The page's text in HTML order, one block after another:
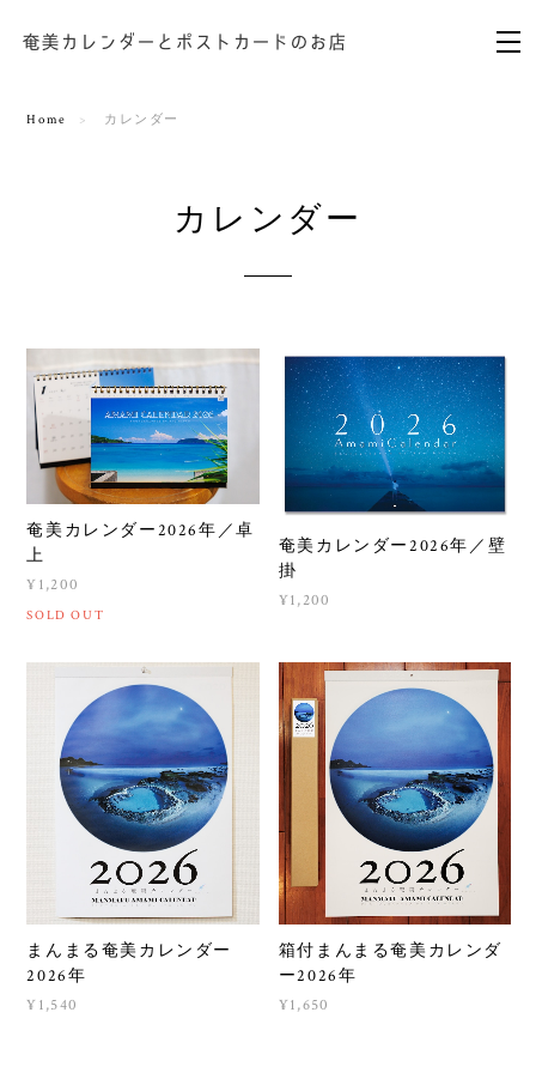
Home カレンダー
カレンダー
奄美カレンダー2026年／卓
上
¥1,200
SOLD OUT
奄美カレンダー2026年／壁
掛
¥1,200
まんまる奄美カレンダー
2026年
¥1,540
箱付まんまる奄美カレンダ
ー2026年
¥1,650